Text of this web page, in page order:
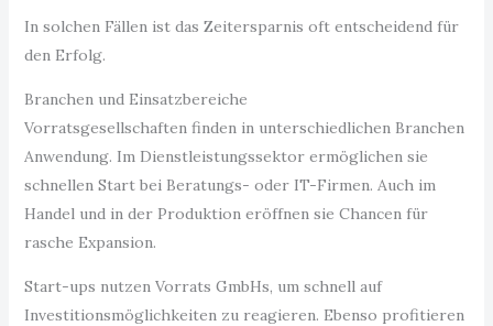
In solchen Fällen ist das Zeitersparnis oft entscheidend für
den Erfolg.
Branchen und Einsatzbereiche
Vorratsgesellschaften finden in unterschiedlichen Branchen
Anwendung. Im Dienstleistungssektor ermöglichen sie
schnellen Start bei Beratungs- oder IT-Firmen. Auch im
Handel und in der Produktion eröffnen sie Chancen für
rasche Expansion.
Start-ups nutzen Vorrats GmbHs, um schnell auf
Investitionsmöglichkeiten zu reagieren. Ebenso profitieren